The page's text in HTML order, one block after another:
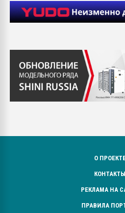
О
КОНТАКТЫ
РЕКЛАМА НА
ПРАВИЛА